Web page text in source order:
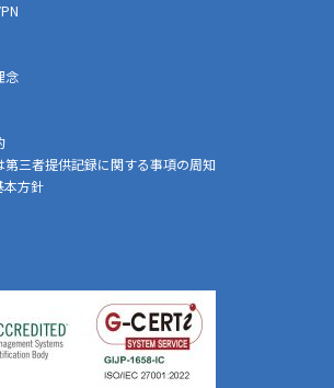
念
三者提供記録に関する事項の周知
本方針